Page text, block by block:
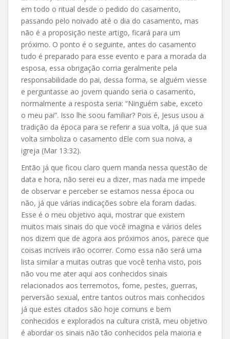
em todo o ritual desde o pedido do casamento,
passando pelo noivado até o dia do casamento, mas
não é a proposição neste artigo, ficará para um
próximo. O ponto é o seguinte, antes do casamento
tudo é preparado para esse evento e para a morada da
esposa, essa obrigação corria geralmente pela
responsabilidade do pai, dessa forma, se alguém viesse
e perguntasse ao jovem quando seria o casamento,
normalmente a resposta seria: “Ninguém sabe, exceto
o meu pai”. Isso lhe soou familiar? Pois é, Jesus usou a
tradição da época para se referir a sua volta, já que sua
volta simboliza o casamento dEle com sua noiva, a
igreja (Mar 13:32).
Então já que ficou claro quem manda nessa questão de
data e hora, não serei eu a dizer, mas nada me impede
de observar e perceber se estamos nessa época ou
não, já que várias indicações sobre ela foram dadas.
Esse é o meu objetivo aqui, mostrar que existem
muitos mais sinais do que você imagina e vários deles
nos dizem que de agora aos próximos anos, parece que
coisas incríveis irão ocorrer. Como essa não será uma
lista similar a muitas outras que você tenha visto, pois
não vou me ater aqui aos conhecidos sinais
relacionados aos terremotos, fome, pestes, guerras,
perversão sexual, entre tantos outros mais conhecidos
já que estes citados são hoje comuns e bem
conhecidos e explorados na cultura cristã, meu objetivo
é abordar os sinais não tão conhecidos pela maioria e